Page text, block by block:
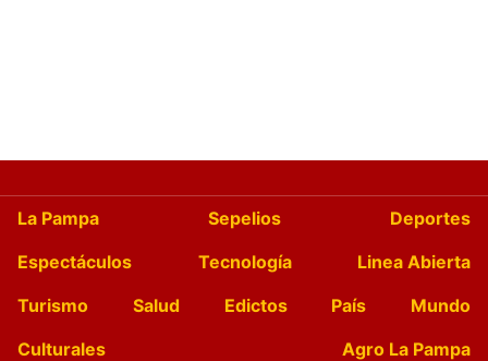
La Pampa Sepelios
Deportes
Espectáculos
Tecnología
Linea Abierta
Turismo
Salud Edictos País
Mundo
Culturales
Agro La Pampa